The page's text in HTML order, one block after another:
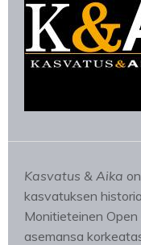
Kasvatus & Aika
kasvatuksen
Monitieteinen
asemansa